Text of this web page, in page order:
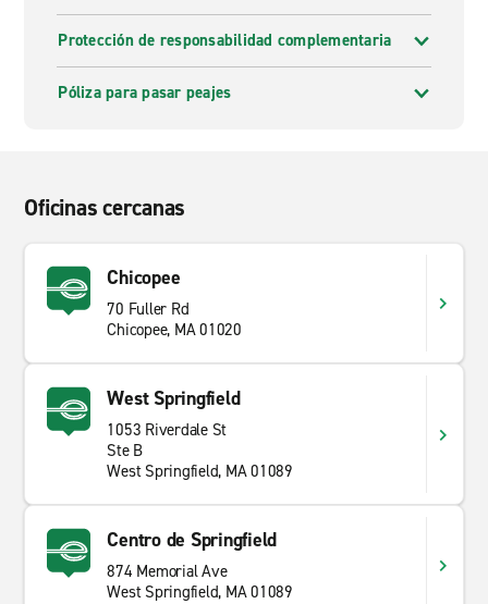
Protección de responsabilidad complementaria
Póliza para pasar peajes
Oficinas cercanas
Chicopee
70 Fuller Rd
Chicopee, MA 01020
West Springfield
1053 Riverdale St
Ste B
West Springfield, MA 01089
Centro de Springfield
874 Memorial Ave
West Springfield, MA 01089